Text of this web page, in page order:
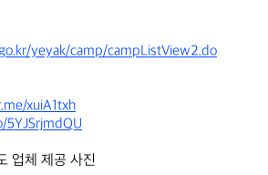
yeyak/camp/campListView2.do
xuiA1txh
업체 제공 사진